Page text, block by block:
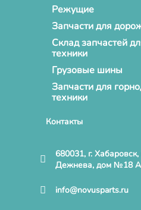
Режущие
Запчасти для
Склад запчастей
техники
Грузовые шины
Запчасти для
техники
Контакты
680031, г.
Дежнева, дом №18
info@novusparts.ru